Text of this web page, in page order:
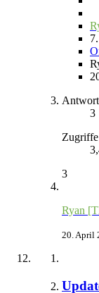
3
Zugriffe
3
Ryan
20. April